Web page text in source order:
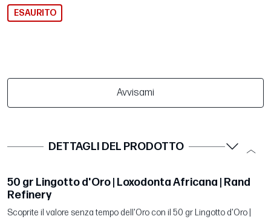
ESAURITO
Avvisami
DETTAGLI DEL PRODOTTO
50 gr Lingotto d'Oro | Loxodonta Africana | Rand
Refinery
Scoprite il valore senza tempo dell'Oro con il 50 gr Lingotto d'Oro |